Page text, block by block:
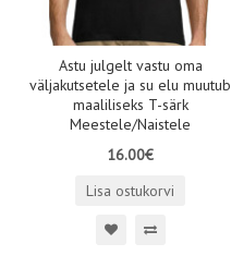
Astu julgelt vastu oma
väljakutsetele ja su elu muutub
maaliliseks T-särk
Meestele/Naistele
16.00€
Lisa ostukorvi